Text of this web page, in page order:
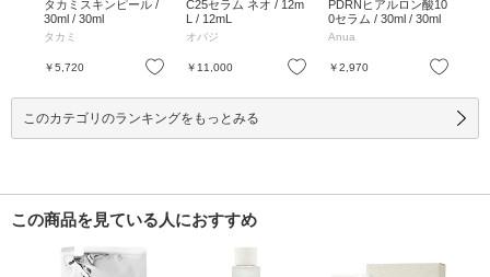
お気に入り
タカミスキンピール /
30ml / 30ml
タカミ
￥5,720 お気に入り
C25セラム ネオ / 12m
L / 12mL
オバジ
￥11,000 お気に入り
PDRNヒアルロン酸10
0セラム / 30ml / 30ml
Anua
￥2,970
このカテゴリのランキングをもっとみる
この商品を見ている人におすすめ